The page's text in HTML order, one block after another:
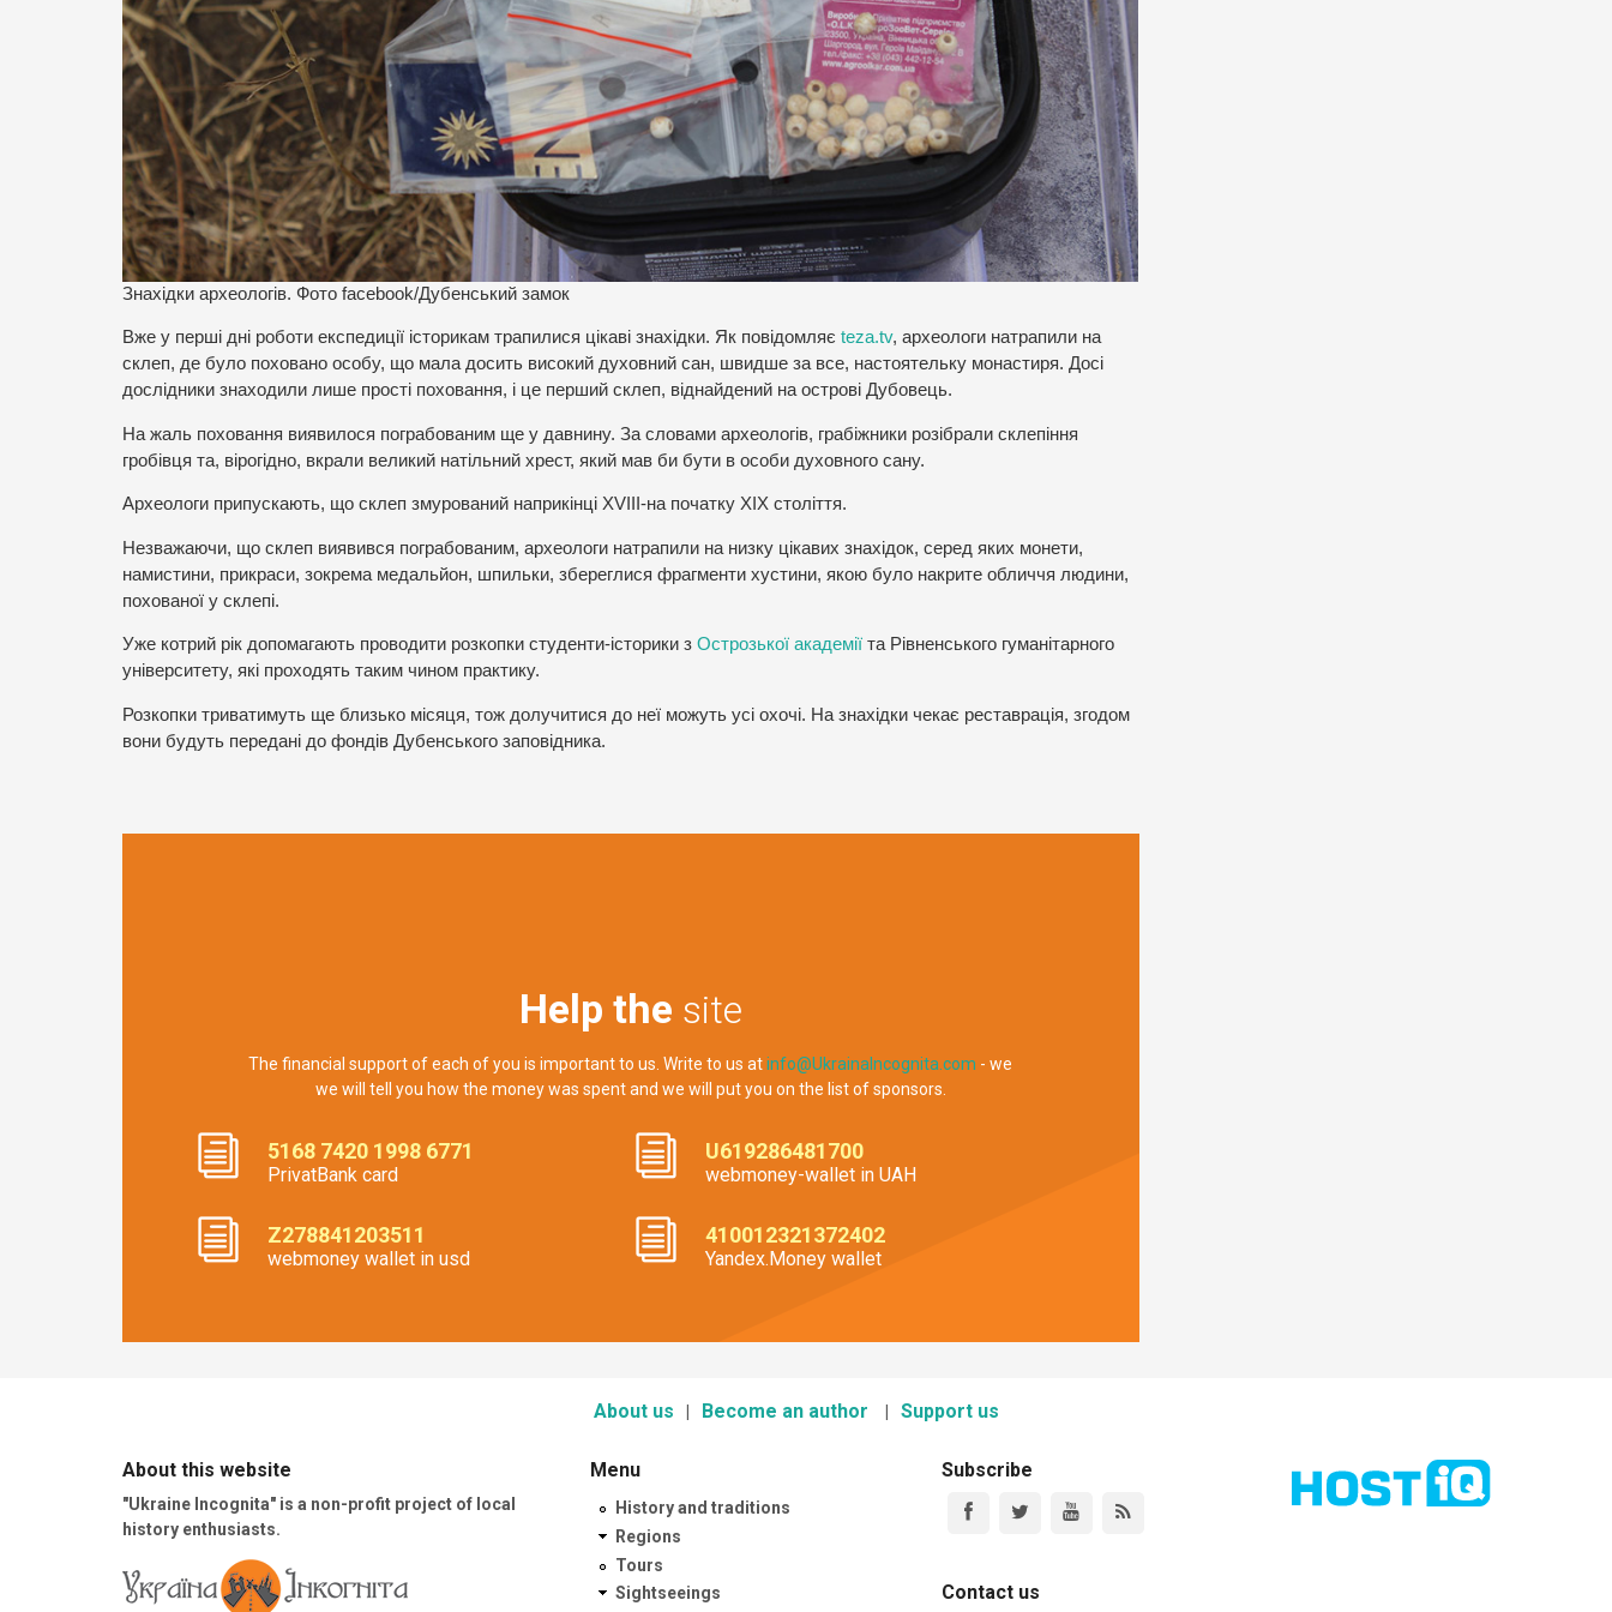
Знахідки археологів. Фото facebook/Дубенський замок
Вже у перші дні роботи експедиції історикам трапилися цікаві знахідки. Як повідомляє teza.tv, археологи натрапили на
склеп, де було поховано особу, що мала досить високий духовний сан, швидше за все, настоятельку монастиря. Досі
дослідники знаходили лише прості поховання, і це перший склеп, віднайдений на острові Дубовець.
На жаль поховання виявилося пограбованим ще у давнину. За словами археологів, грабіжники розібрали склепіння
гробівця та, вірогідно, вкрали великий натільний хрест, який мав би бути в особи духовного сану.
Археологи припускають, що склеп змурований наприкінці ХVІІІ-на початку ХІХ століття.
Незважаючи, що склеп виявився пограбованим, археологи натрапили на низку цікавих знахідок, серед яких монети,
намистини, прикраси, зокрема медальйон, шпильки, збереглися фрагменти хустини, якою було накрите обличчя людини,
похованої у склепі.
Уже котрий рік допомагають проводити розкопки студенти-історики з Острозької академії та Рівненського гуманітарного
університету, які проходять таким чином практику.
Розкопки триватимуть ще близько місяця, тож долучитися до неї можуть усі охочі. На знахідки чекає реставрація, згодом
вони будуть передані до фондів Дубенського заповідника.
Help the site
The financial support of each of you is important to us. Write to us atinfo@UkrainaIncognita.com - we
we will tell you how the money was spent and we will put you on the list of sponsors.
5168 7420 1998 6771
PrivatBank card
U619286481700
webmoney-wallet in UAH
Z278841203511
webmoney wallet in usd
410012321372402
Yandex.Money wallet
About us Become an author Support us
About this website
"Ukraine Incognita" is a non-profit project of local
history enthusiasts.
Menu
History and traditions
Regions
Tours
Sightseeings
Subscribe
Contact us